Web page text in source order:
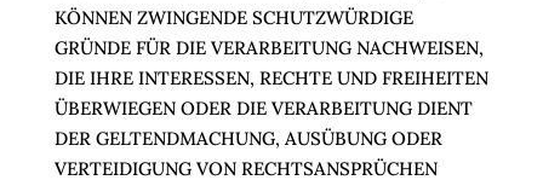
KÖNNEN ZWINGENDE SCHUTZWÜRDIGE
GRÜNDE FÜR DIE VERARBEITUNG NACHWEISEN,
DIE IHRE INTERESSEN, RECHTE UND FREIHEITEN
ÜBERWIEGEN ODER DIE VERARBEITUNG DIENT
DER GELTENDMACHUNG, AUSÜBUNG ODER
VERTEIDIGUNG VON RECHTSANSPRÜCHEN